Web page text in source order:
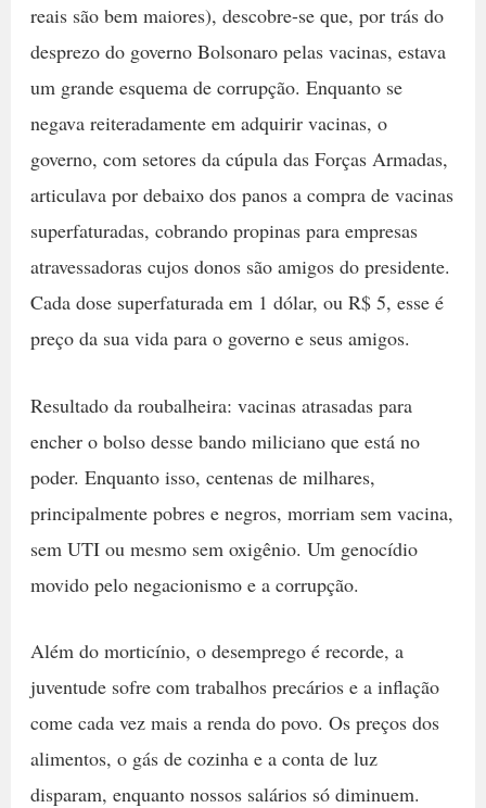
reais são bem maiores), descobre-se que, por trás do
desprezo do governo Bolsonaro pelas vacinas, estava
um grande esquema de corrupção. Enquanto se
negava reiteradamente em adquirir vacinas, o
governo, com setores da cúpula das Forças Armadas,
articulava por debaixo dos panos a compra de vacinas
superfaturadas, cobrando propinas para empresas
atravessadoras cujos donos são amigos do presidente.
Cada dose superfaturada em 1 dólar, ou R$ 5, esse é
preço da sua vida para o governo e seus amigos.
Resultado da roubalheira: vacinas atrasadas para
encher o bolso desse bando miliciano que está no
poder. Enquanto isso, centenas de milhares,
principalmente pobres e negros, morriam sem vacina,
sem UTI ou mesmo sem oxigênio. Um genocídio
movido pelo negacionismo e a corrupção.
Além do morticínio, o desemprego é recorde, a
juventude sofre com trabalhos precários e a inflação
come cada vez mais a renda do povo. Os preços dos
alimentos, o gás de cozinha e a conta de luz
disparam, enquanto nossos salários só diminuem.